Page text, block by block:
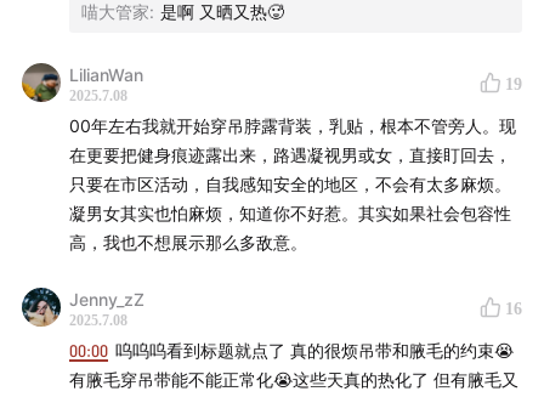
All music credits to：
1. 跳舞街-陈慧娴
喵大管家: 是啊 又晒又热🥵
LilianWan
2025.7.08
19
00年左右我就开始穿吊脖露背装，乳贴，根本不管旁人。现
在更要把健身痕迹露出来，路遇凝视男或女，直接盯回去，
只要在市区活动，自我感知安全的地区，不会有太多麻烦。
凝男女其实也怕麻烦，知道你不好惹。其实如果社会包容性
高，我也不想展示那么多敌意。
Jenny_zZ
2025.7.08
16
00:00 呜呜呜看到标题就点了 真的很烦吊带和腋毛的约束😭
有腋毛穿吊带能不能正常化😭这些天真的热化了 但有腋毛又